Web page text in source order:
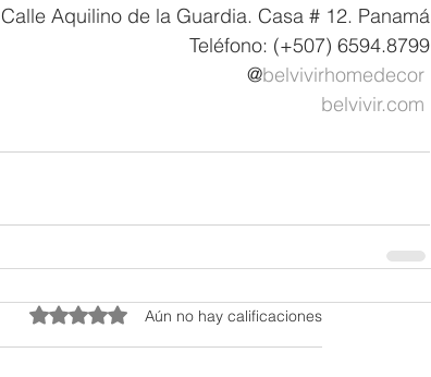
Calle Aquilino de la Guardia. Casa # 12. Panamá
Teléfono: (+507) 6594.8799
@belvivirhomedecor
belvivir.com
Obtuvo 0 de 5 estrellas.
Aún no hay calificaciones